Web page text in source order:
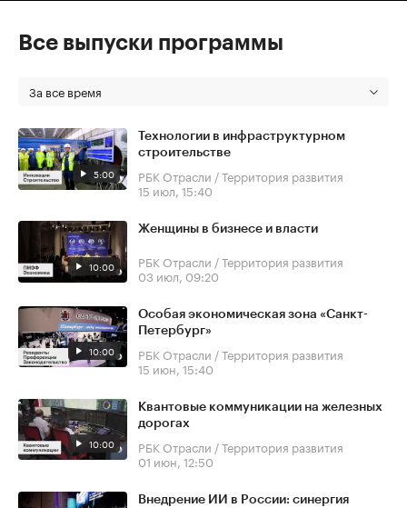
Все выпуски программы
За все время
5:00
Технологии в инфраструктурном
строительстве
РБК Отрасли / Территория развития
15 июл, 15:40
10:00
Женщины в бизнесе и власти
РБК Отрасли / Территория развития
03 июл, 09:20
10:00
Особая экономическая зона «Санкт-
Петербург»
РБК Отрасли / Территория развития
15 июн, 15:40
10:00
Квантовые коммуникации на железных
дорогах
РБК Отрасли / Территория развития
01 июн, 12:50
Внедрение ИИ в России: синергия